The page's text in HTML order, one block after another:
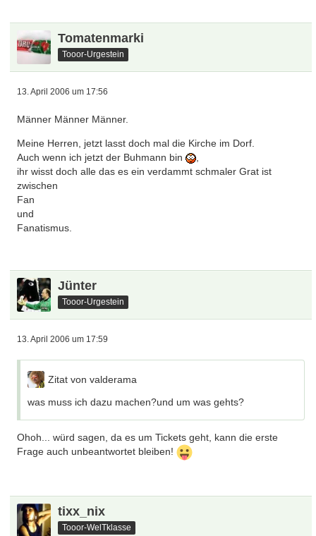
Tomatenmarki
Tooor-Urgestein
13. April 2006 um 17:56
Männer Männer Männer.
Meine Herren, jetzt lasst doch mal die Kirche im Dorf.
Auch wenn ich jetzt der Buhmann bin
ihr wisst doch alle das es ein verdammt schmaler Grat ist
zwischen
Fan
und
Fanatismus.
Jünter
Tooor-Urgestein
13. April 2006 um 17:59
Zitat von valderama
was muss ich dazu machen?und um was gehts?
Ohoh... würd sagen, da es um Tickets geht, kann die erste
Frage auch unbeantwortet bleiben!
tixx_nix
Tooor-WelTklasse